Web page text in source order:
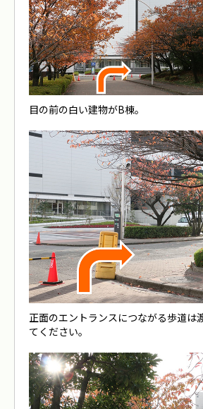
目の前の白い建物がB棟。
正面のエントランスにつながる歩道は
てください。